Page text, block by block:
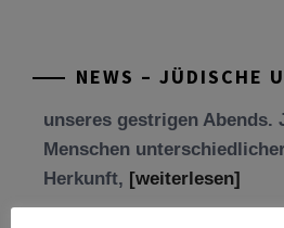
NEWS – JÜDISCHE
Menschen
Tisch’a beAw 5786